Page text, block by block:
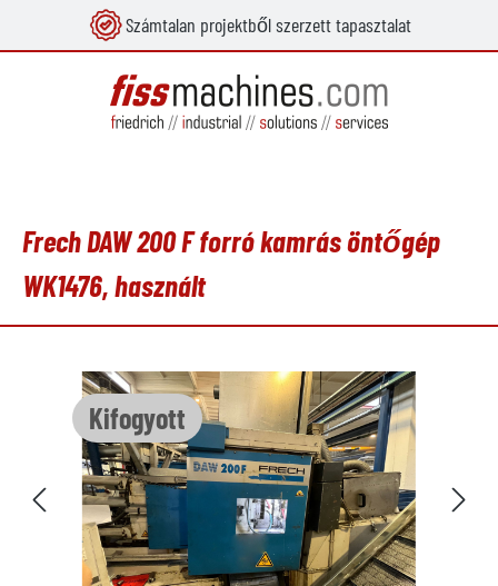
Számtalan projektből szerzett tapasztalat
Frech DAW 200 F forró kamrás öntőgép
WK1476, használt
Kifogyott
Képgaléria kihagyása